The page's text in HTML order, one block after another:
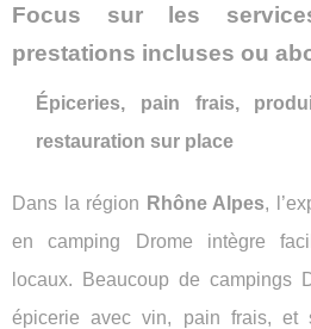
Focus sur les
prestations incluses ou
Épiceries, pain frais,
restauration sur place
Dans la région Rhône Alpes,
en camping Drome intègre
locaux. Beaucoup de campings
épicerie avec vin, pain frais, et